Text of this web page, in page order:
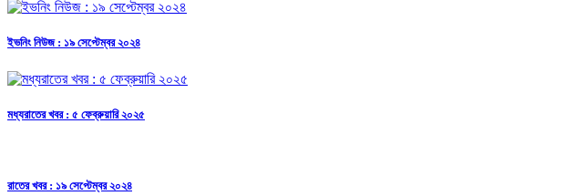
ইভনিং নিউজ : ১৯ সেপ্টেম্বর ২০২৪
মধ্যরাতের খবর : ৫ ফেব্রুয়ারি ২০২৫
রাতের খবর : ১৯ সেপ্টেম্বর ২০২৪